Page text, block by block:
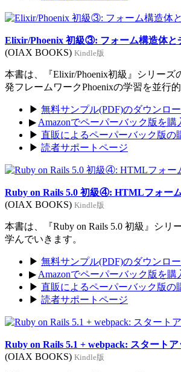
Elixir/Phoenix 初級③: フォーム構造体と
(OIAX BOOKS) Kindle版
本書は、『Elixir/Phoenix初級』シリー
発フレームワークPhoenixの学習を並行
▶ 無料サンプル(PDF)のダウンロ
▶ Amazonでペーパーバック版を購
▶ 直販によるペーパーバック版の
▶ 読者サポートページ
Ruby on Rails 5.0 初級④: HTMLフォーム
(OIAX BOOKS) Kindle版
本書は、『Ruby on Rails 5.0 初級』シ
学んでいきます。
▶ 無料サンプル(PDF)のダウンロ
▶ Amazonでペーパーバック版を購
▶ 直販によるペーパーバック版の
▶ 読者サポートページ
Ruby on Rails 5.1 + webpack: スタート
(OIAX BOOKS) Kindle版